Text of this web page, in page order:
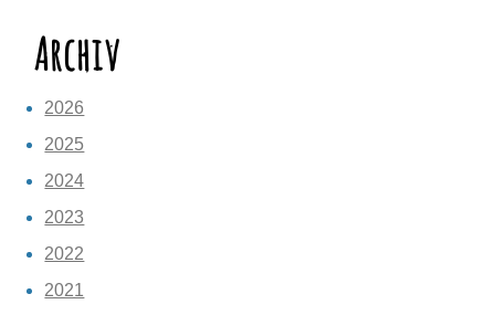
Archiv
2026
2025
2024
2023
2022
2021